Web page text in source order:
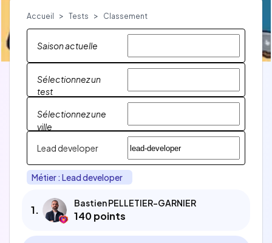
Accueil > Tests > Classement
Saison actuelle
Sélectionnez un
test
Sélectionnez une
ville
Lead developer
Métier : Lead developer
1.
Bastien PELLETIER-GARNIER
140 points